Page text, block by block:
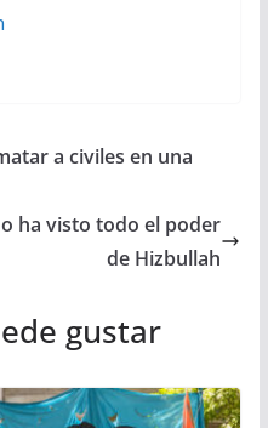
a civiles en una
ha visto todo el poder
de Hizbullah
gustar